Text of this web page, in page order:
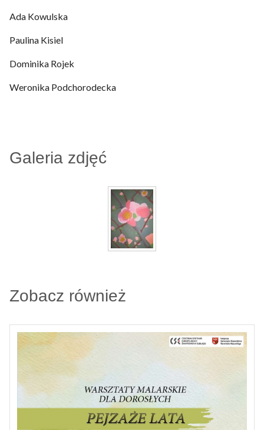
Ada Kowulska
Paulina Kisiel
Dominika Rojek
Weronika Podchorodecka
Galeria zdjęć
Zobacz również